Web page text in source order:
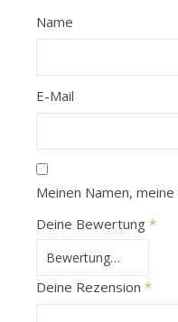
Name
E-Mail
Meinen Namen,
Deine Bewertung *
Deine Rezension *